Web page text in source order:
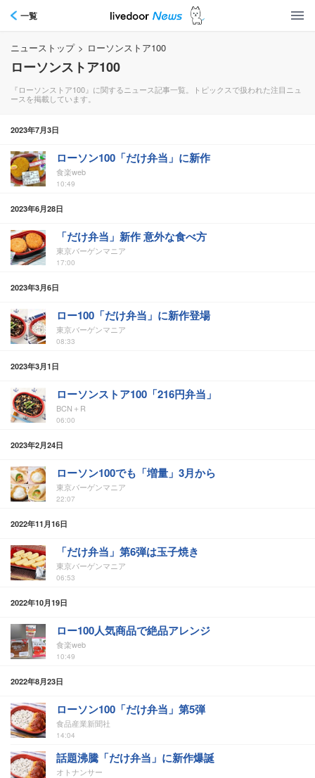
一覧
ニューストップ > ローソンストア100
ローソンストア100
『ローソンストア100』に関するニュース記事一覧。トピックスで扱われた注目ニュ
ースを掲載しています。
2023年7月3日
ローソン100「だけ弁当」に新作
食楽web
10:49
2023年6月28日
「だけ弁当」新作 意外な食べ方
東京バーゲンマニア
17:00
2023年3月6日
ロー100「だけ弁当」に新作登場
東京バーゲンマニア
08:33
2023年3月1日
ローソンストア100「216円弁当」
BCN＋R
06:00
2023年2月24日
ローソン100でも「増量」3月から
東京バーゲンマニア
22:07
2022年11月16日
「だけ弁当」第6弾は玉子焼き
東京バーゲンマニア
06:53
2022年10月19日
ロー100人気商品で絶品アレンジ
食楽web
10:49
2022年8月23日
ローソン100「だけ弁当」第5弾
食品産業新聞社
14:04
話題沸騰「だけ弁当」に新作爆誕
オトナンサー